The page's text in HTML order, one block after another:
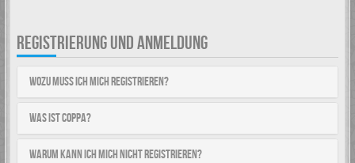
REGISTRIERUNG UND ANMELDUNG
Wozu muss ich mich registrieren?
Was ist COPPA?
Warum kann ich mich nicht registrieren?